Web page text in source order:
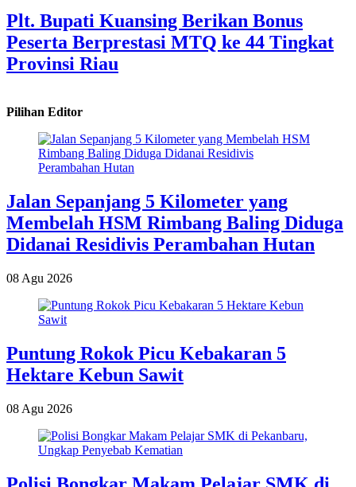
Plt. Bupati Kuansing Berikan Bonus
Peserta Berprestasi MTQ ke 44 Tingkat
Provinsi Riau
Pilihan Editor
Jalan Sepanjang 5 Kilometer yang
Membelah HSM Rimbang Baling Diduga
Didanai Residivis Perambahan Hutan
08 Agu 2026
Puntung Rokok Picu Kebakaran 5
Hektare Kebun Sawit
08 Agu 2026